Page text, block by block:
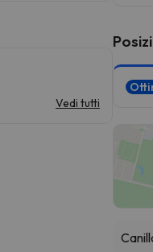
Vedi tutti